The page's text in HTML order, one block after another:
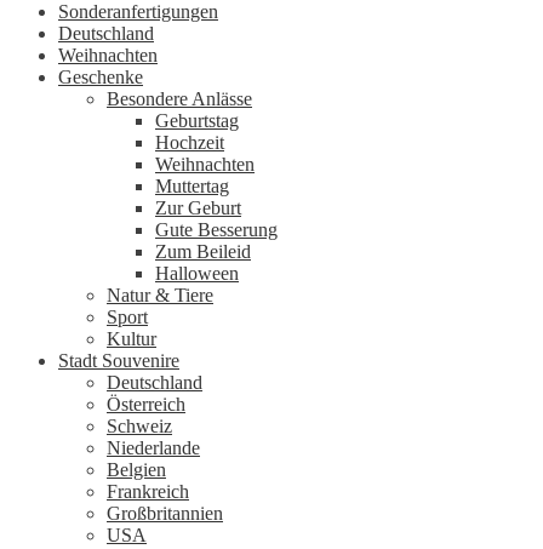
Sonderanfertigungen
Deutschland
Weihnachten
Geschenke
Besondere Anlässe
Geburtstag
Hochzeit
Weihnachten
Muttertag
Zur Geburt
Gute Besserung
Zum Beileid
Halloween
Natur & Tiere
Sport
Kultur
Stadt Souvenire
Deutschland
Österreich
Schweiz
Niederlande
Belgien
Frankreich
Großbritannien
USA